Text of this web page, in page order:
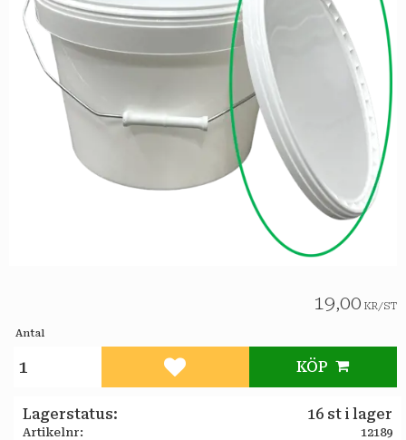
19,00 KR/ST
Antal
KÖP
Lägg till i favoriter
Lagerstatus 16 st i lager
Artikelnr
12189